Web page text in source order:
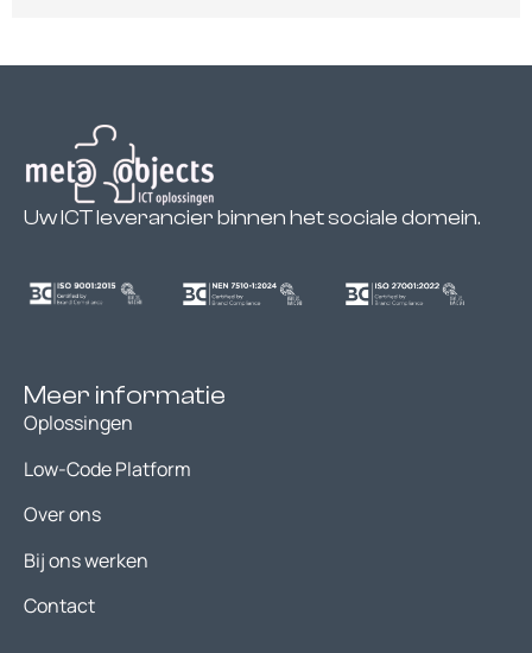
Uw ICT leverancier binnen het sociale domein.
Meer informatie
Oplossingen
Low-Code Platform
Over ons
Bij ons werken
Contact